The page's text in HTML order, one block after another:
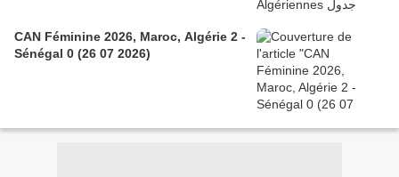
CAN Féminine 2026, Maroc, Algérie 2 -
Sénégal 0 (26 07 2026)